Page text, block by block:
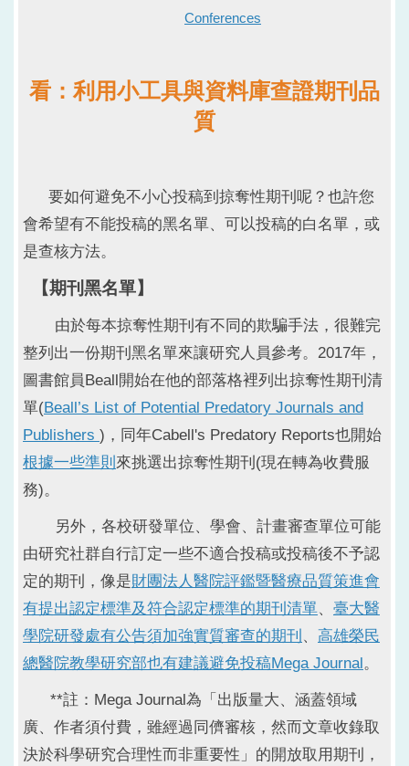
Conferences
看：利用小工具與資料庫查證期刊品
質
要如何避免不小心投稿到掠奪性期刊呢？也許您
會希望有不能投稿的黑名單、可以投稿的白名單，或
是查核方法。
【期刊黑名單】
由於每本掠奪性期刊有不同的欺騙手法，很難完
整列出一份期刊黑名單來讓研究人員參考。2017年，
圖書館員Beall開始在他的部落格裡列出掠奪性期刊清
單(Beall’s List of Potential Predatory Journals and
Publishers )，同年Cabell's Predatory Reports也開始
根據一些準則 來挑選出掠奪性期刊(現在轉為收費服
務)。
另外，各校研發單位、學會、計畫審查單位可能
由研究社群自行訂定一些不適合投稿或投稿後不予認
定的期刊，像是財團法人醫院評鑑暨醫療品質策進會
有提出認定標準及符合認定標準的期刊清單、 臺大醫
學院研發處有公告須加強實質審查的期刊 、 高雄榮民
總醫院教學研究部也有建議避免投稿Mega Journal 。
**註：Mega Journal為「出版量大、涵蓋領域
廣、作者須付費，雖經過同儕審核，然而文章收錄取
決於科學研究合理性而非重要性」的開放取用期刊，